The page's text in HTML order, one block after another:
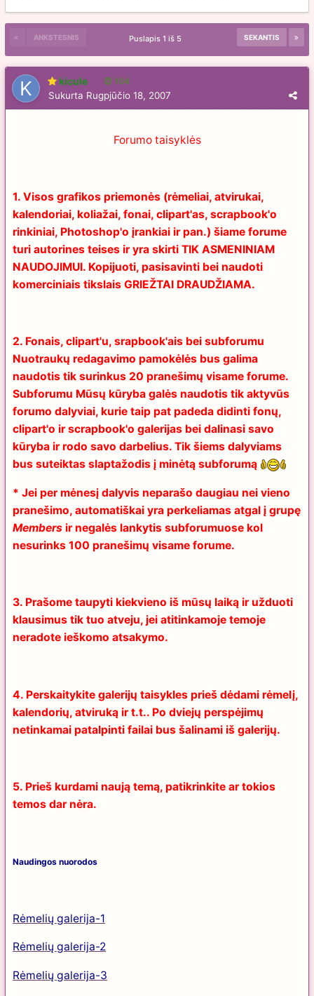
ANKSTESNIS SEKANTIS
Puslapis 1 iš 5
kicule 104
Sukurta Rugpjūčio 18, 2007
Forumo taisyklės
1. Visos grafikos priemonės (rėmeliai, atvirukai,
kalendoriai, koliažai, fonai, clipart'as, scrapbook'o
rinkiniai, Photoshop'o įrankiai ir pan.) šiame forume
turi autorines teises ir yra skirti TIK ASMENINIAM
NAUDOJIMUI. Kopijuoti, pasisavinti bei naudoti
komerciniais tikslais GRIEŽTAI DRAUDŽIAMA.
2. Fonais, clipart'u, srapbook'ais bei subforumu
Nuotraukų redagavimo pamokėlės bus galima
naudotis tik surinkus 20 pranešimų visame forume.
Subforumu Mūsų kūryba galės naudotis tik aktyvūs
forumo dalyviai, kurie taip pat padeda didinti fonų,
clipart'o ir scrapbook'o galerijas bei dalinasi savo
kūryba ir rodo savo darbelius. Tik šiems dalyviams
bus suteiktas slaptažodis į minėtą subforumą
* Jei per mėnesį dalyvis neparašo daugiau nei vieno
pranešimo, automatiškai yra perkeliamas atgal į grupę
Members ir negalės lankytis subforumuose kol
nesurinks 100 pranešimų visame forume.
3. Prašome taupyti kiekvieno iš mūsų laiką ir užduoti
klausimus tik tuo atveju, jei atitinkamoje temoje
neradote ieškomo atsakymo.
4. Perskaitykite galerijų taisykles prieš dėdami rėmelį,
kalendorių, atviruką ir t.t.. Po dviejų perspėjimų
netinkamai patalpinti failai bus šalinami iš galerijų.
5. Prieš kurdami naują temą, patikrinkite ar tokios
temos dar nėra.
Naudingos nuorodos
Rėmelių galerija-1
Rėmelių galerija-2
Rėmelių galerija-3